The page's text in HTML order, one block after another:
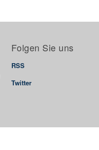
Folgen Sie uns
RSS
Twitter